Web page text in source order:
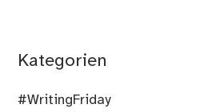
Kategorien
#WritingFriday